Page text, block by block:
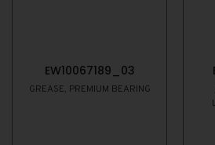
EW10067189_03
GREASE, PREMIUM BEARING